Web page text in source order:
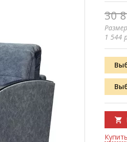
30
1 544